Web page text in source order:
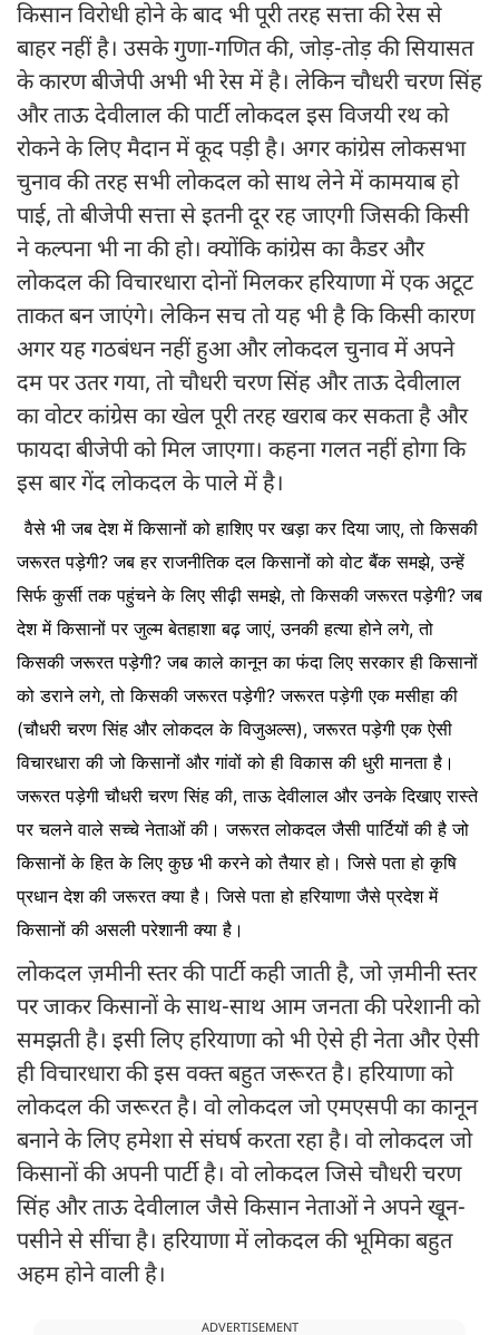
किसान विरोधी होने के बाद भी पूरी तरह सत्ता की रेस से
बाहर नहीं है। उसके गुणा-गणित की, जोड़-तोड़ की सियासत
के कारण बीजेपी अभी भी रेस में है। लेकिन चौधरी चरण सिंह
और ताऊ देवीलाल की पार्टी लोकदल इस विजयी रथ को
रोकने के लिए मैदान में कूद पड़ी है। अगर कांग्रेस लोकसभा
चुनाव की तरह सभी लोकदल को साथ लेने में कामयाब हो
पाई, तो बीजेपी सत्ता से इतनी दूर रह जाएगी जिसकी किसी
ने कल्पना भी ना की हो। क्योंकि कांग्रेस का कैडर और
लोकदल की विचारधारा दोनों मिलकर हरियाणा में एक अटूट
ताकत बन जाएंगे। लेकिन सच तो यह भी है कि किसी कारण
अगर यह गठबंधन नहीं हुआ और लोकदल चुनाव में अपने
दम पर उतर गया, तो चौधरी चरण सिंह और ताऊ देवीलाल
का वोटर कांग्रेस का खेल पूरी तरह खराब कर सकता है और
फायदा बीजेपी को मिल जाएगा। कहना गलत नहीं होगा कि
इस बार गेंद लोकदल के पाले में है।
वैसे भी जब देश में किसानों को हाशिए पर खड़ा कर दिया जाए, तो किसकी
जरूरत पड़ेगी? जब हर राजनीतिक दल किसानों को वोट बैंक समझे, उन्हें
सिर्फ कुर्सी तक पहुंचने के लिए सीढ़ी समझे, तो किसकी जरूरत पड़ेगी? जब
देश में किसानों पर जुल्म बेतहाशा बढ़ जाएं, उनकी हत्या होने लगे, तो
किसकी जरूरत पड़ेगी? जब काले कानून का फंदा लिए सरकार ही किसानों
को डराने लगे, तो किसकी जरूरत पड़ेगी? जरूरत पड़ेगी एक मसीहा की
(चौधरी चरण सिंह और लोकदल के विजुअल्स), जरूरत पड़ेगी एक ऐसी
विचारधारा की जो किसानों और गांवों को ही विकास की धुरी मानता है।
जरूरत पड़ेगी चौधरी चरण सिंह की, ताऊ देवीलाल और उनके दिखाए रास्ते
पर चलने वाले सच्चे नेताओं की। जरूरत लोकदल जैसी पार्टियों की है जो
किसानों के हित के लिए कुछ भी करने को तैयार हो। जिसे पता हो कृषि
प्रधान देश की जरूरत क्या है। जिसे पता हो हरियाणा जैसे प्रदेश में
किसानों की असली परेशानी क्या है।
लोकदल ज़मीनी स्तर की पार्टी कही जाती है, जो ज़मीनी स्तर
पर जाकर किसानों के साथ-साथ आम जनता की परेशानी को
समझती है। इसी लिए हरियाणा को भी ऐसे ही नेता और ऐसी
ही विचारधारा की इस वक्त बहुत जरूरत है। हरियाणा को
लोकदल की जरूरत है। वो लोकदल जो एमएसपी का कानून
बनाने के लिए हमेशा से संघर्ष करता रहा है। वो लोकदल जो
किसानों की अपनी पार्टी है। वो लोकदल जिसे चौधरी चरण
सिंह और ताऊ देवीलाल जैसे किसान नेताओं ने अपने खून-
पसीने से सींचा है। हरियाणा में लोकदल की भूमिका बहुत
अहम होने वाली है।
ADVERTISEMENT